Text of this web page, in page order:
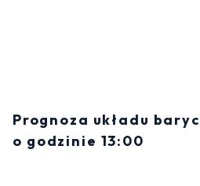
Prognoza układu
o godzinie 13:00